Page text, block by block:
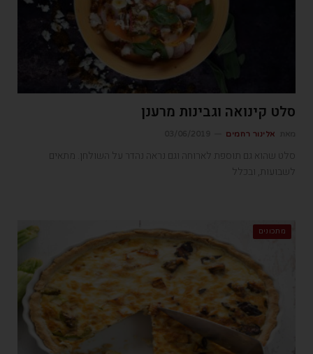
סלט קינואה וגבינות מרענן
אלינור רחמים
סלט שהוא גם תוספת לארוחה וגם נראה נהדר על השולחן. מתאים
לשבועות, ובכלל
מתכונים